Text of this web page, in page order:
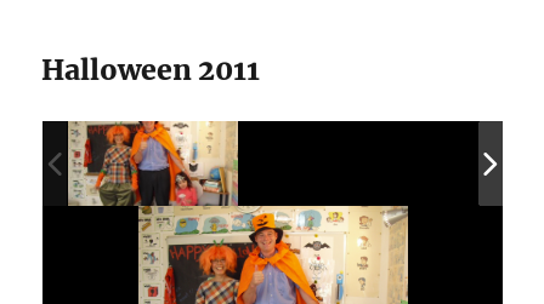
Halloween 2011